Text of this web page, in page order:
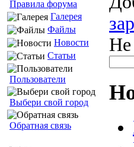
Правила форума
Галерея
Файлы
Новости
Статьи
Пользователи
Выбери свой город
Обратная связь
Не